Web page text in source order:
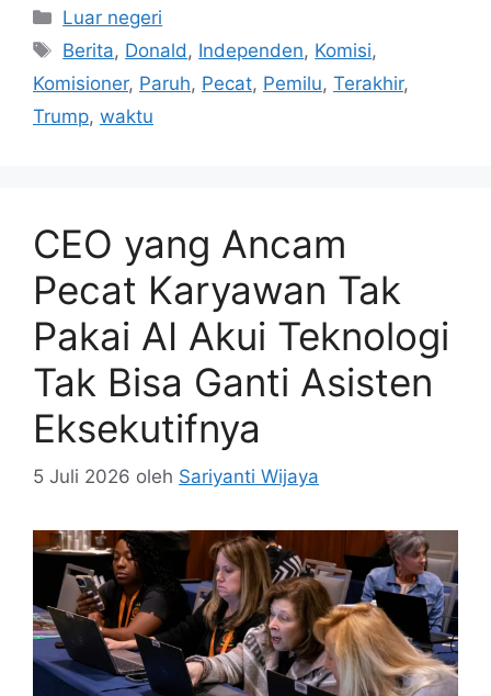
Kategori
Luar negeri
Tag
Berita, Donald , Independen, Komisi,
Komisioner, Paruh, Pecat, Pemilu, Terakhir,
Trump, waktu
CEO yang Ancam
Pecat Karyawan Tak
Pakai AI Akui Teknologi
Tak Bisa Ganti Asisten
Eksekutifnya
5 Juli 2026 oleh Sariyanti Wijaya